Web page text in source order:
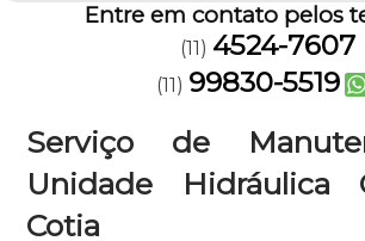
Entre em contato pelos
(11) 4524-7607
(11) 99830-5519
Serviço de
Unidade Hidráulica
Cotia